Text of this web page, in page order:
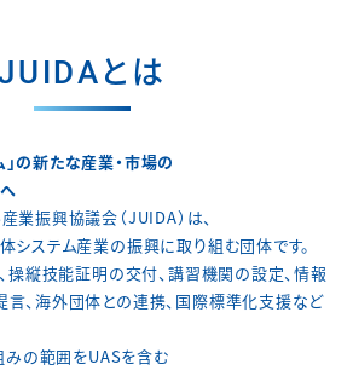
とは
の新たな産業・市場の
振興協議会（JUIDA）は、
システム産業の振興に取り組む団体です。
縦技能証明の交付、講習機関の設定、情報
、海外団体との連携、 国際標準化支援など
みの範囲をUASを含む